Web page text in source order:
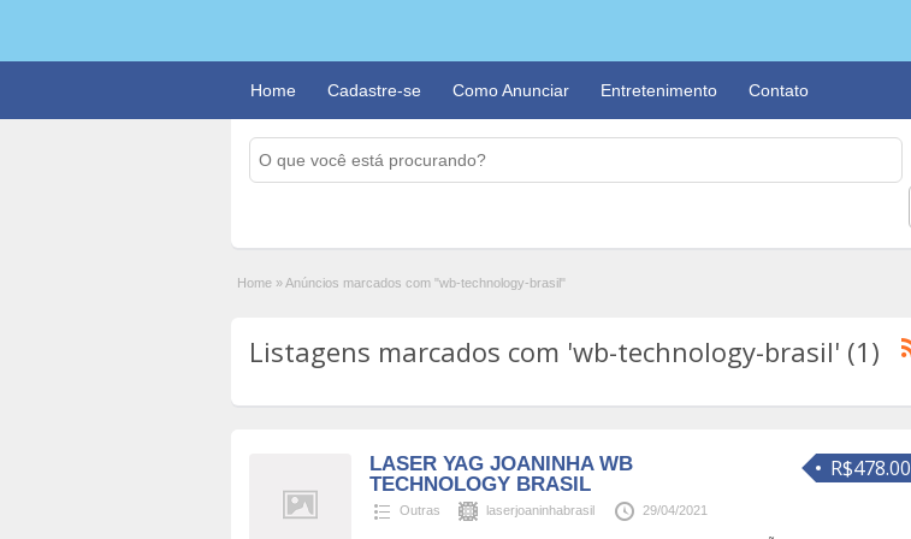
Home Cadastre-se Como Anunciar Entretenimento Contato
Home »Anúncios marcados com "wb-technology-brasil"
Listagens marcados com 'wb-technology-brasil' (1)
R$478.00
LASER YAG JOANINHA WB
TECHNOLOGY BRASIL
Outras laserjoaninhabrasil 29/04/2021